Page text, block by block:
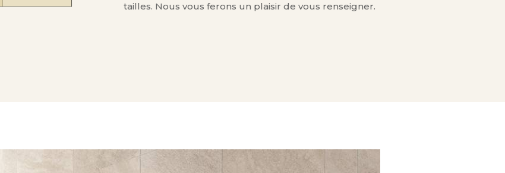
tailles. Nous vous ferons un plaisir de vous renseigner.